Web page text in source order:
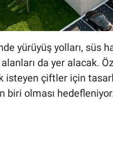
yürüyüş yolları, süs
da yer alacak.
isteyen çiftler için
biri olması